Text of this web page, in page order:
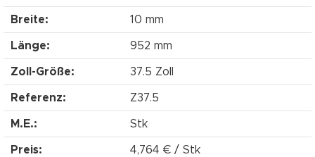
Breite: 10 mm
Länge: 952 mm
Zoll-Größe: 37.5 Zoll
Referenz: Z37.5
M.E.: Stk
Preis: 4,764 € / Stk